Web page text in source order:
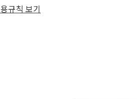
규칙 보기